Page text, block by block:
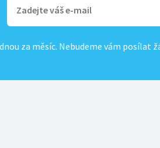
za měsíc. Nebudeme vám posílat